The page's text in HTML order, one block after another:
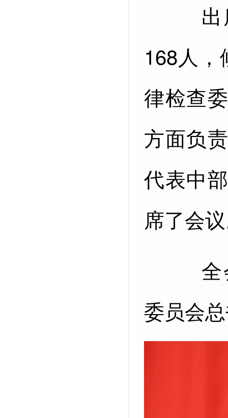
出席这次全会的有，中央委员
168人
律检查
方面负
代表中
席了会
全会由中央政治局主持。中央
委员会